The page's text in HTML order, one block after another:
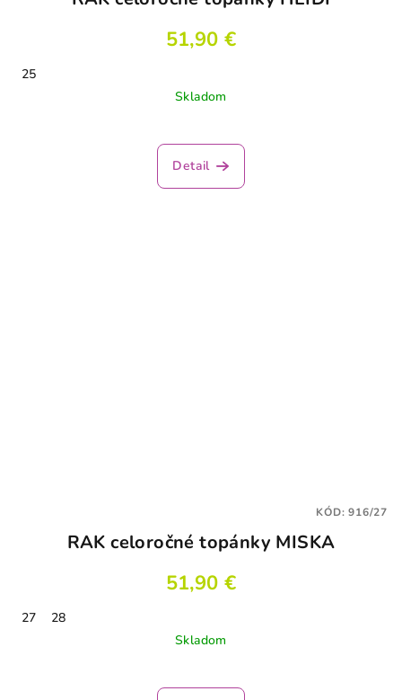
51,90 €
25
Skladom
Detail
RAK celoročné topánky MISKA
51,90 €
27
28
Skladom
KÓD:916/27